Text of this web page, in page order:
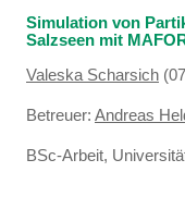
Simulation von
Salzseen mit
Valeska Scharsich
Betreuer: Andreas
BSc-Arbeit,